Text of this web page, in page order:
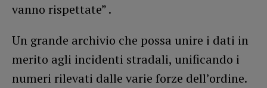
vanno rispettate” .
Un grande archivio che possa unire i dati in
merito agli incidenti stradali, unificando i
numeri rilevati dalle varie forze dell’ordine.